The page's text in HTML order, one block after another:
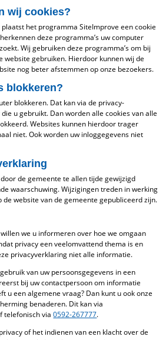
wij cookies?
het programma SiteImprove een cookie
deze programma’s uw computer
Wij gebruiken deze programma’s om bij
website gebruiken. Hierdoor kunnen wij de
nog beter afstemmen op onze bezoekers.
blokkeren?
blokkeren. Dat kan via de privacy-
u gebruikt. Dan worden alle cookies van alle
Websites kunnen hierdoor trager
niet. Ook worden uw inloggegevens niet
de gemeente te allen tijde gewijzigd
waarschuwing. Wijzigingen treden in werking
website van de gemeente gepubliceerd zijn.
we u informeren over hoe we omgaan
privacy een veelomvattend thema is en
privacyverklaring niet alle informatie.
van uw persoonsgegevens in een
bij uw contactpersoon om informatie
u een algemene vraag? Dan kunt u ook onze
benaderen. Dit kan via
telefonisch via0592-267777.
of het indienen van een klacht over de